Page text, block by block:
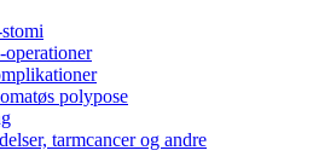
polypose
tarmcancer og andre